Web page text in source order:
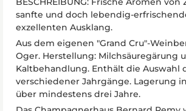
sanfte und doch lebendig-
exzellenten Ausklang.
Aus dem eigenen "Grand Cru"-
Oger. Herstellung: Milchsäuregärung
Kaltbehandlung. Enthält die Auswahl
verschiedener Jahrgänge. Lagerung
über mindestens drei Jahre.